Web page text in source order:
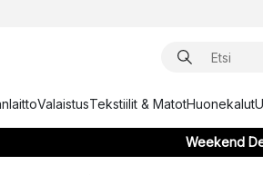
ValaistusTekstiilit & MatotHuonekalut
Weekend